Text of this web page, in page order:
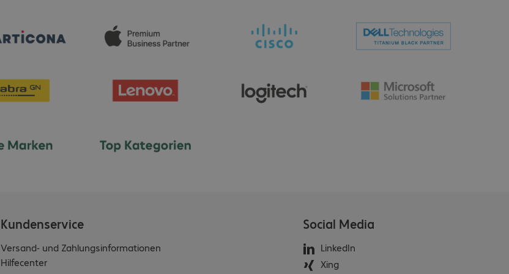
Kundenservice
Versand- und Zahlungsinformationen
Hilfecenter
Social Media
LinkedIn
Xing